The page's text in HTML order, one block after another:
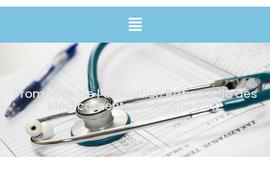
Promotion de l’Utilisation Rationnelle des
Médicaments en Algérie 2012